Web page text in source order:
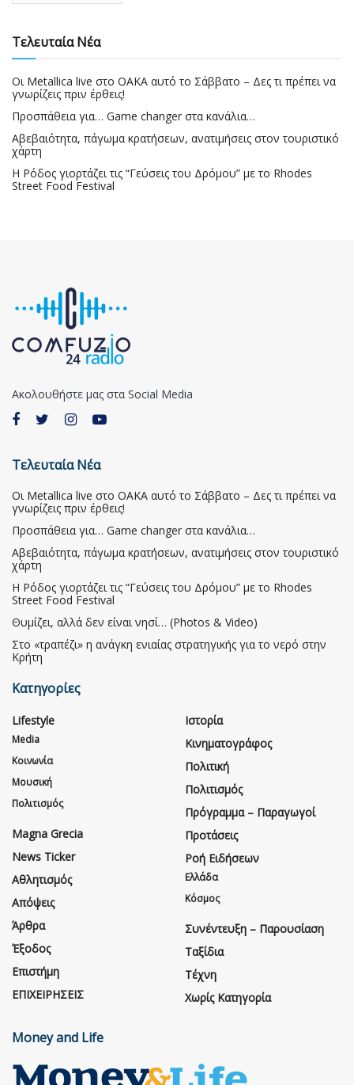
Τελευταία Νέα
Οι Metallica live στο ΟΑΚΑ αυτό το Σάββατο – Δες τι πρέπει να
γνωρίζεις πριν έρθεις!
Προσπάθεια για… Game changer στα κανάλια…
Αβεβαιότητα, πάγωμα κρατήσεων, ανατιμήσεις στον τουριστικό
χάρτη
Η Ρόδος γιορτάζει τις “Γεύσεις του Δρόμου” με το Rhodes
Street Food Festival
Ακολουθήστε μας στα Social Media
Τελευταία Νέα
Οι Metallica live στο ΟΑΚΑ αυτό το Σάββατο – Δες τι πρέπει να
γνωρίζεις πριν έρθεις!
Προσπάθεια για… Game changer στα κανάλια…
Αβεβαιότητα, πάγωμα κρατήσεων, ανατιμήσεις στον τουριστικό
χάρτη
Η Ρόδος γιορτάζει τις “Γεύσεις του Δρόμου” με το Rhodes
Street Food Festival
Θυμίζει, αλλά δεν είναι νησί… (Photos & Video)
Στο «τραπέζι» η ανάγκη ενιαίας στρατηγικής για το νερό στην
Κρήτη
Κατηγορίες
Lifestyle
Media
Κοινωνία
Μουσική
Πολιτισμός
Magna Grecia
News Ticker
Αθλητισμός
Απόψεις
Άρθρα
Έξοδος
Επιστήμη
ΕΠΙΧΕΙΡΗΣΕΙΣ
Ιστορία
Κινηματογράφος
Πολιτική
Πολιτισμός
Πρόγραμμα – Παραγωγοί
Προτάσεις
Ροή Ειδήσεων
Ελλάδα
Κόσμος
Συνέντευξη – Παρουσίαση
Ταξίδια
Τέχνη
Χωρίς Κατηγορία
Money and Life